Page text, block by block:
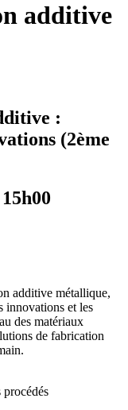
additive
:
(2ème
additive métallique,
innovations et les
des matériaux
de fabrication
procédés